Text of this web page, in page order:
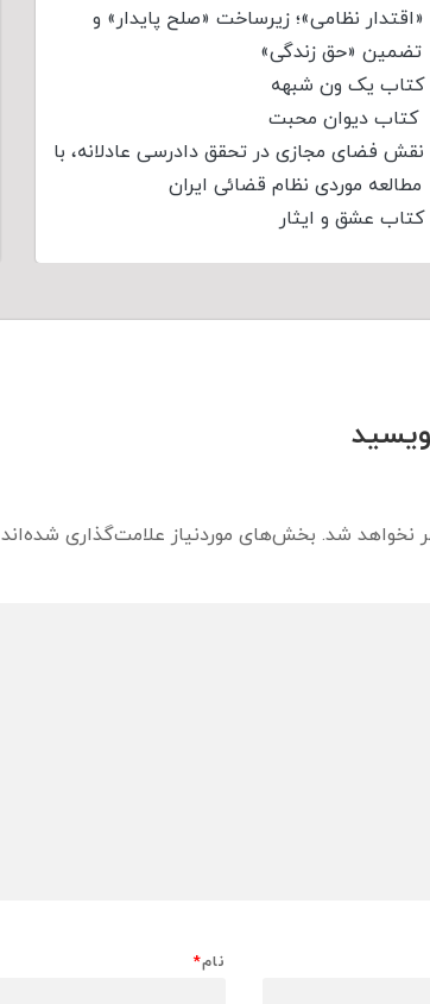
«اقتدار نظامی»؛ زیرساخت «صلح پایدار» و
تضمین «حق زندگی»
کتاب یک ون شبهه
کتاب دیوان محبت
نقش فضای مجازی در تحقق دادرسی عادلانه، با
مطالعه موردی نظام قضائی ایران
کتاب عشق و ایثار
نخواهد شد. بخش‌های موردنیاز علامت‌گذاری شده‌اند
نام*